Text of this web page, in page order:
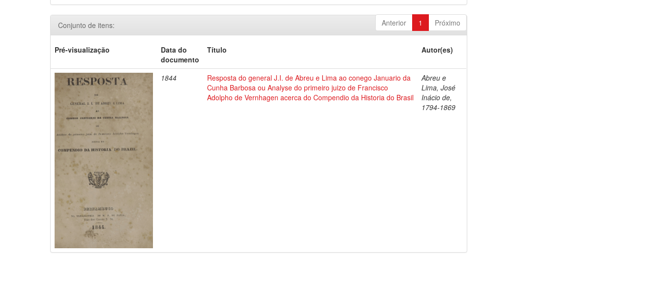
Anterior 1 Próximo
Conjunto de itens:
Pré-visualização
Data do
documento
Título Autor(es)
1844
Resposta do general J.I. de Abreu e Lima ao conego Januario da
Cunha Barbosa ou Analyse do primeiro juizo de Francisco
Adolpho de Vernhagen acerca do Compendio da Historia do Brasil
Abreu e
Lima, José
Inácio de,
1794-1869